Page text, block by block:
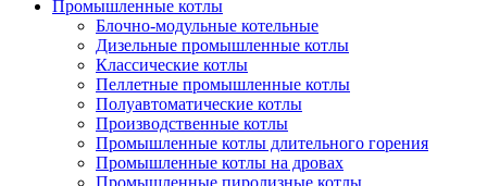
Промышленные котлы
Блочно-модульные котельные
Дизельные промышленные котлы
Классические котлы
Пеллетные промышленные котлы
Полуавтоматические котлы
Производственные котлы
Промышленные котлы длительного горения
Промышленные котлы на дровах
Промышленные пиролизные котлы